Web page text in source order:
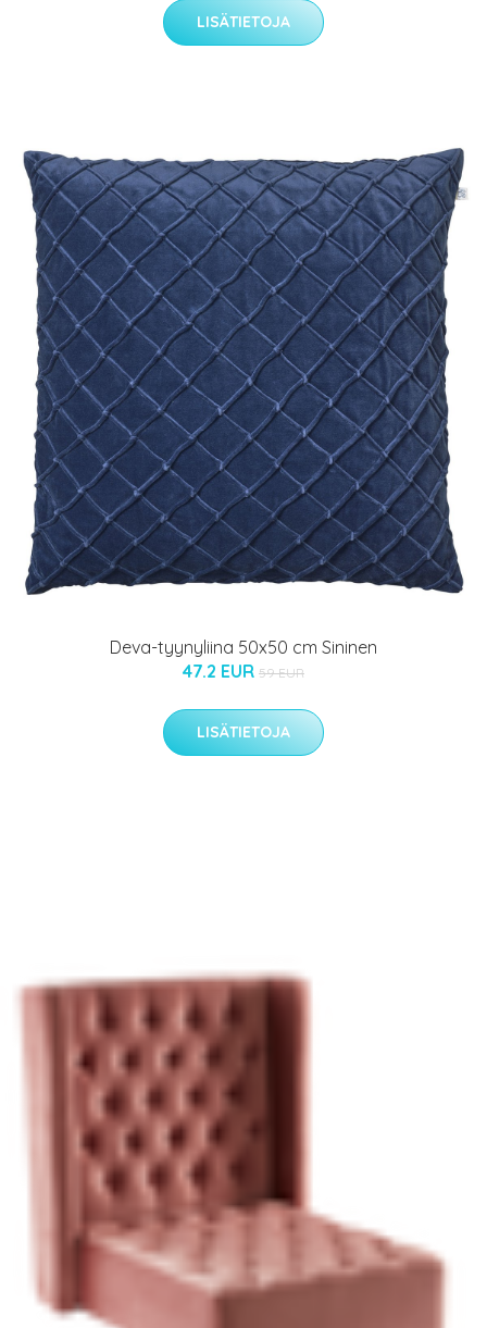
LISÄTIETOJA
Deva-tyynyliina 50x50 cm Sininen
47.2 EUR 59 EUR
LISÄTIETOJA